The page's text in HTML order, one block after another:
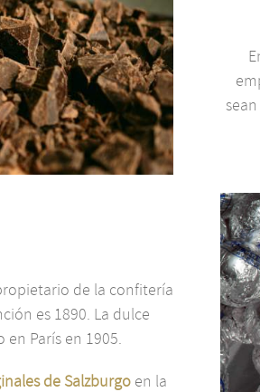
de la confitería
es 1890. La dulce
París en 1905.
de Salzburgoen la